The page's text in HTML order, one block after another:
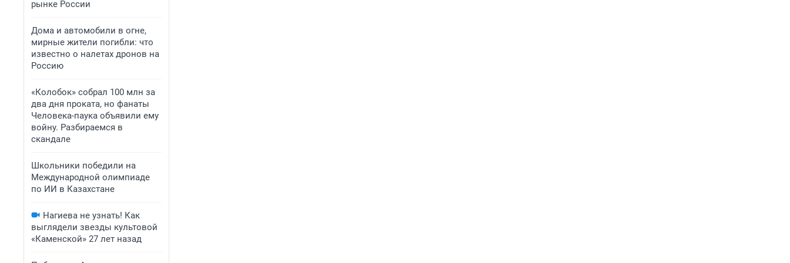
рынке России
Дома и автомобили в огне,
мирные жители погибли: что
известно о налетах дронов на
Россию
«Колобок» собрал 100 млн за
два дня проката, но фанаты
Человека-паука объявили ему
войну. Разбираемся в
скандале
Школьники победили на
Международной олимпиаде
по ИИ в Казахстане
Нагиева не узнать! Как
выглядели звезды культовой
«Каменской» 27 лет назад